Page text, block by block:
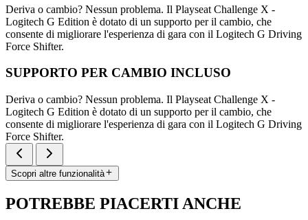
Deriva o cambio? Nessun problema. Il Playseat Challenge X -
Logitech G Edition è dotato di un supporto per il cambio, che
consente di migliorare l'esperienza di gara con il Logitech G Driving
Force Shifter.
SUPPORTO PER CAMBIO INCLUSO
Deriva o cambio? Nessun problema. Il Playseat Challenge X -
Logitech G Edition è dotato di un supporto per il cambio, che
consente di migliorare l'esperienza di gara con il Logitech G Driving
Force Shifter.
Scopri altre funzionalità
POTREBBE PIACERTI ANCHE